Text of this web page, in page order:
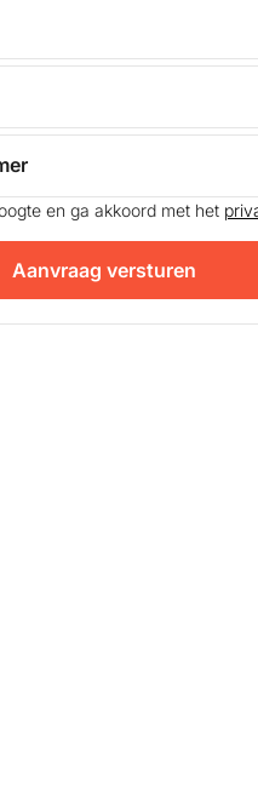
en ga akkoord met het
Aanvraag versturen